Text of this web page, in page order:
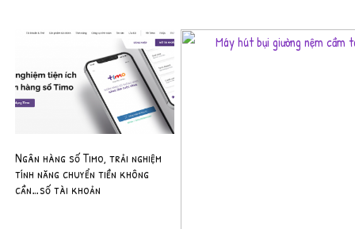
Ngân hàng số Timo, trải nghiệm
tính năng chuyển tiền không
cần…số tài khoản